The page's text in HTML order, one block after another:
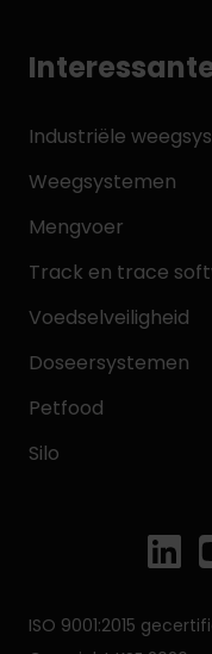
Industriële
Weegsystemen
Mengvoer
Track en trace
Voedselveiligheid
Doseersystemen
Petfood
Silo
ISO 9001:2015